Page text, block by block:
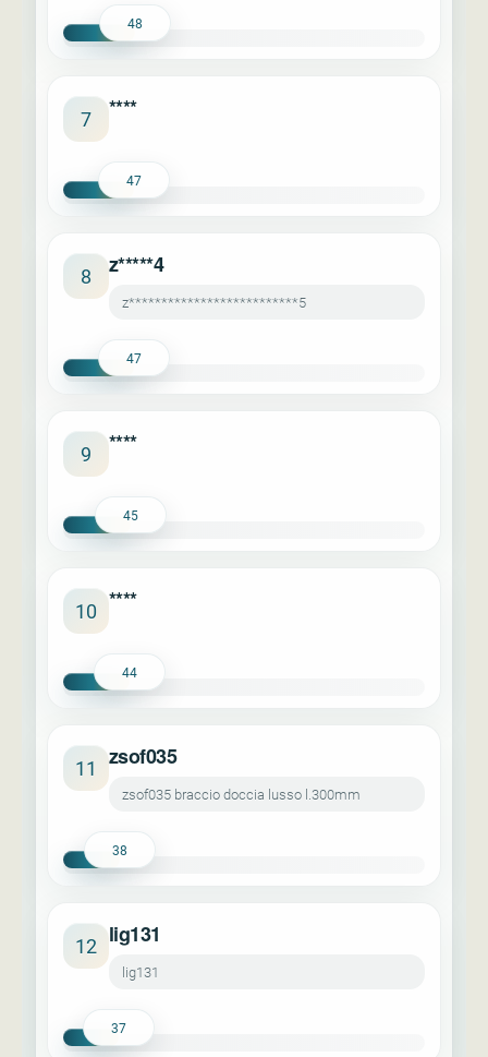
48
7 ****
47
8 z*****4
z**************************5
47
9 ****
45
10 ****
44
11 zsof035
zsof035 braccio doccia lusso l.300mm
38
12 lig131
lig131
37